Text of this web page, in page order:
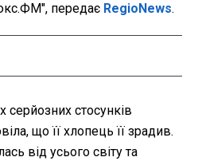
передає RegioNews.
серйозних стосунків
що її хлопець її зрадив.
від усього світу та